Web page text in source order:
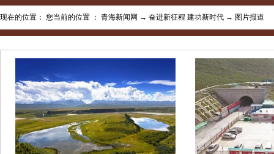
现在的位置： 您当前的位置 ： 青海新闻网 → 奋进新征程 建功新时代 → 图片报道